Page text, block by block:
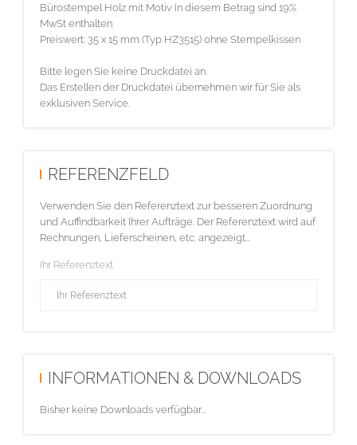
Bürostempel Holz mit Motiv In diesem Betrag sind 19%
MwSt enthalten
Preiswert: 35 x 15 mm (Typ HZ3515) ohne Stempelkissen
Bitte legen Sie keine Druckdatei an.
Das Erstellen der Druckdatei übernehmen wir für Sie als
exklusiven Service.
REFERENZFELD
Verwenden Sie den Referenztext zur besseren Zuordnung
und Auffindbarkeit Ihrer Aufträge. Der Referenztext wird auf
Rechnungen, Lieferscheinen, etc. angezeigt...
Ihr Referenztext
INFORMATIONEN & DOWNLOADS
Bisher keine Downloads verfügbar...